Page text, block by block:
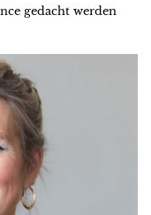
gedacht werden